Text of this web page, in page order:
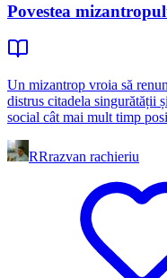
Povestea
Un mizantrop vroia să
distrus citadela singurătății
social cât mai mult timp
RRrazvan rachieriu